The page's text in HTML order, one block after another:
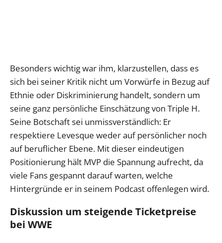
Besonders wichtig war ihm, klarzustellen, dass es
sich bei seiner Kritik nicht um Vorwürfe in Bezug auf
Ethnie oder Diskriminierung handelt, sondern um
seine ganz persönliche Einschätzung von Triple H.
Seine Botschaft sei unmissverständlich: Er
respektiere Levesque weder auf persönlicher noch
auf beruflicher Ebene. Mit dieser eindeutigen
Positionierung hält MVP die Spannung aufrecht, da
viele Fans gespannt darauf warten, welche
Hintergründe er in seinem Podcast offenlegen wird.
Diskussion um steigende Ticketpreise
bei WWE